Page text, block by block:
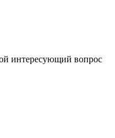
интересующий вопрос